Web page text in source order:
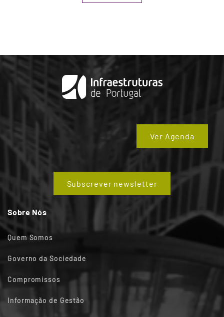
Ver Agenda
Subscrever newsletter
Sobre Nós
Quem Somos
Governo da Sociedade
Compromissos
Informação de Gestão